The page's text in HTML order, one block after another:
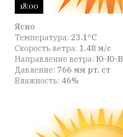
18:00
Ясно
Температура: 23.1°C
Скорость ветра: 1.48 м/с
Направление ветра: Ю-Ю-В
Давление: 766 мм рт. ст
Влажность: 46%